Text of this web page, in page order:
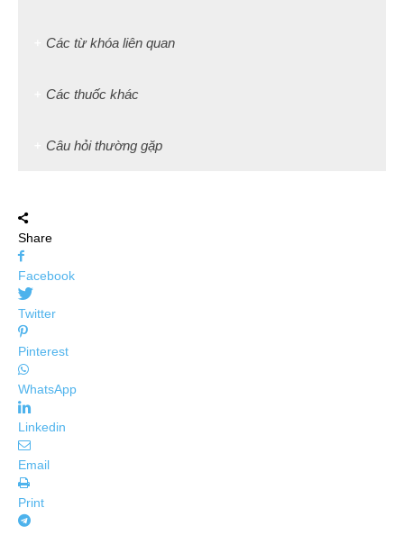
Các từ khóa liên quan
Các thuốc khác
Câu hỏi thường gặp
Share
Facebook
Twitter
Pinterest
WhatsApp
Linkedin
Email
Print